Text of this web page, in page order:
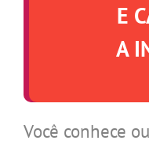
E
A
Você conhece